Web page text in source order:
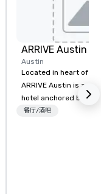
ARRIVE Austin
Austin
Located in heart of
ARRIVE Austin is an
hotel anchored by
bars that
餐厅/酒吧